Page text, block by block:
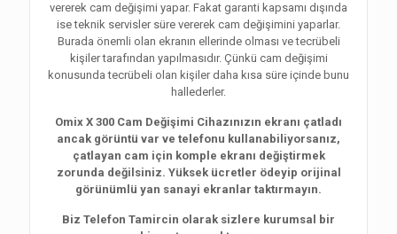
vererek cam değişimi yapar. Fakat garanti kapsamı dışında
ise teknik servisler süre vererek cam değişimini yaparlar.
Burada önemli olan ekranın ellerinde olması ve tecrübeli
kişiler tarafından yapılmasıdır. Çünkü cam değişimi
konusunda tecrübeli olan kişiler daha kısa süre içinde bunu
hallederler.
Omix X 300 Cam Değişimi Cihazınızın ekranı çatladı
ancak görüntü var ve telefonu kullanabiliyorsanız,
çatlayan cam için komple ekranı değiştirmek
zorunda değilsiniz. Yüksek ücretler ödeyip orijinal
görünümlü yan sanayi ekranlar taktırmayın.
Biz Telefon Tamircin olarak sizlere kurumsal bir